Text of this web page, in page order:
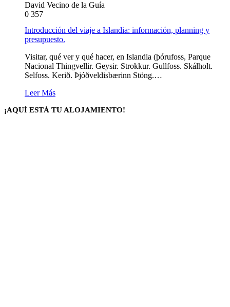
David Vecino de la Guía
0 357
Introducción del viaje a Islandia: información, planning y
presupuesto.
Visitar, qué ver y qué hacer, en Islandia (þórufoss, Parque
Nacional Thingvellir. Geysir. Strokkur. Gullfoss. Skálholt.
Selfoss. Kerið. Þjóðveldisbærinn Stöng.…
Leer Más
¡AQUÍ ESTÁ TU ALOJAMIENTO!